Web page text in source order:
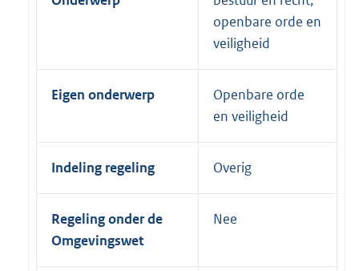
openbare orde en
veiligheid
Eigen onderwerp
Openbare orde
en veiligheid
Indeling regeling Overig
Regeling onder de
Omgevingswet
Nee